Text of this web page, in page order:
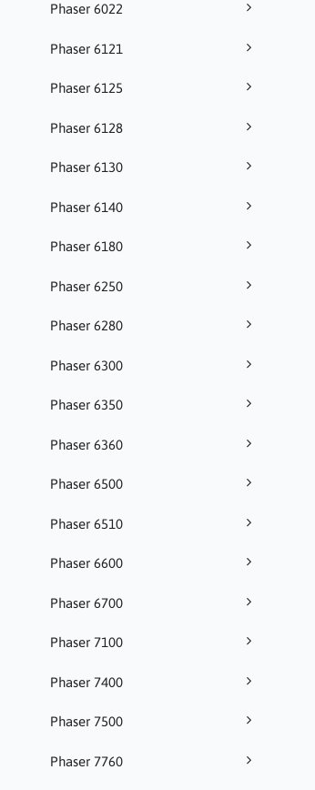
Phaser 6022
Phaser 6121
Phaser 6125
Phaser 6128
Phaser 6130
Phaser 6140
Phaser 6180
Phaser 6250
Phaser 6280
Phaser 6300
Phaser 6350
Phaser 6360
Phaser 6500
Phaser 6510
Phaser 6600
Phaser 6700
Phaser 7100
Phaser 7400
Phaser 7500
Phaser 7760